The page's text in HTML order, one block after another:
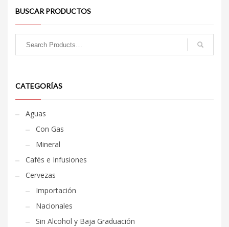
BUSCAR PRODUCTOS
CATEGORÍAS
Aguas
Con Gas
Mineral
Cafés e Infusiones
Cervezas
Importación
Nacionales
Sin Alcohol y Baja Graduación